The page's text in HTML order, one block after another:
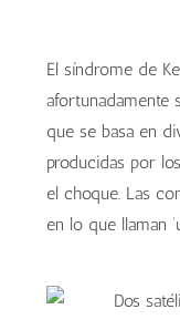
El síndrome de
afortunadamente
que se basa en
producidas por
el choque. Las
en lo que llaman